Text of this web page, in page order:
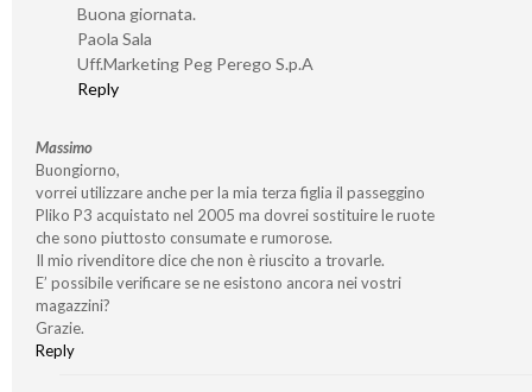
Buona giornata.
Paola Sala
Uff.Marketing Peg Perego S.p.A
Reply
Massimo
Buongiorno,
vorrei utilizzare anche per la mia terza figlia il passeggino
Pliko P3 acquistato nel 2005 ma dovrei sostituire le ruote
che sono piuttosto consumate e rumorose.
Il mio rivenditore dice che non è riuscito a trovarle.
E’ possibile verificare se ne esistono ancora nei vostri
magazzini?
Grazie.
Reply